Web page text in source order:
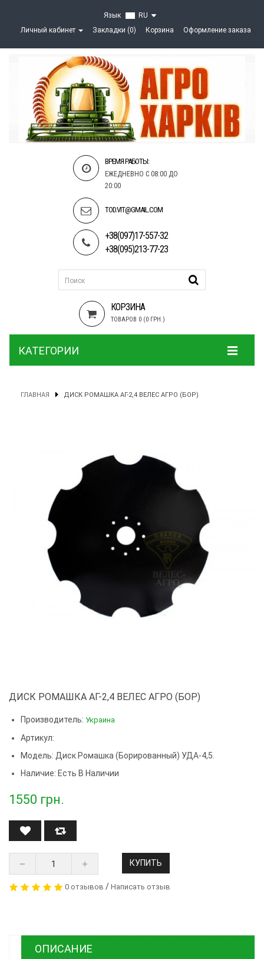
Язык
RU
Личный кабинет
Закладки (0) Корзина Оформление заказа
ВРЕМЯ РАБОТЫ:
ЕЖЕДНЕВНО С 08:00 ДО
20:00
TOD.VIT@GMAIL.COM
+38(097)17-557-32
+38(095)213-77-23
КОРЗИНА
ТОВАРОВ 0 (0 ГРН.)
КАТЕГОРИИ
ГЛАВНАЯ ДИСК РОМАШКА АГ-2,4 ВЕЛЕС АГРО (БОР)
ДИСК РОМАШКА АГ-2,4 ВЕЛЕС АГРО (БОР)
Производитель: Украина
Артикул:
Модель: Диск Ромашка (борированный) УДА-4,5.
Наличие: Есть В Наличии
1550 грн.
КУПИТЬ
0 отзывов / Написать отзыв
ОПИСАНИЕ